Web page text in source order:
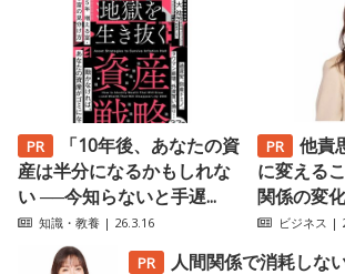
「10年後、あなたの資
産は半分になるかもしれな
い ──今知らないと手遅...
知識・教養 | 26.3.16
他責
に変える
関係の変
ビジネス |
人間関係で消耗しな